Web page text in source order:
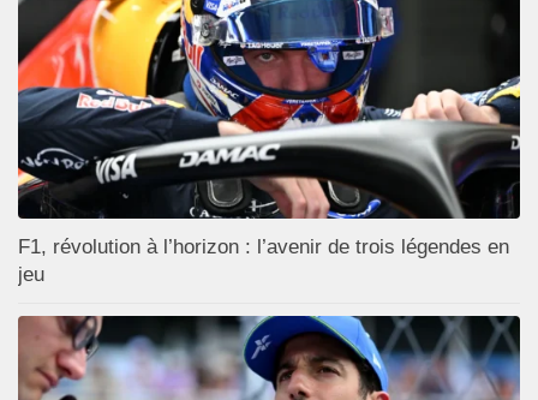
F1, révolution à l’horizon : l’avenir de trois légendes en
jeu